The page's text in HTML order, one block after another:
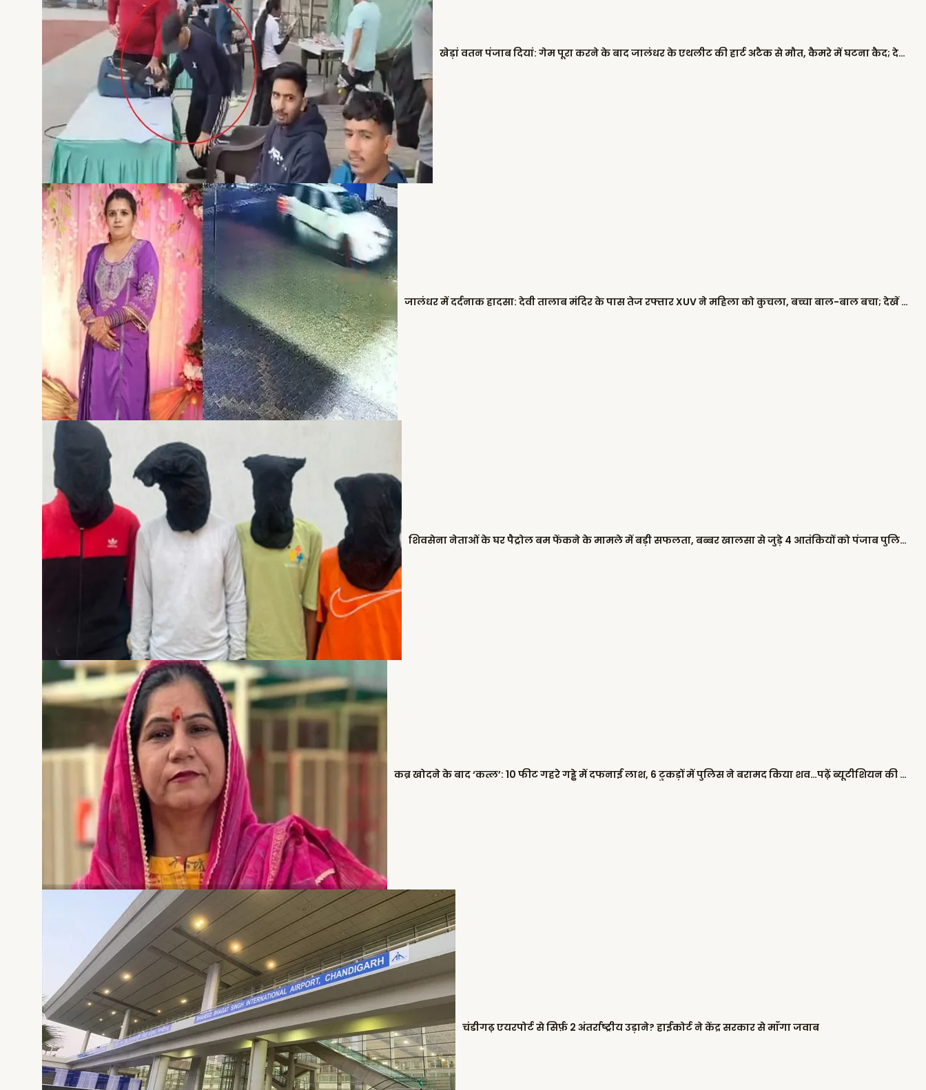
खेड़ां वतन पंजाब दियां: गेम पूरा करने के बाद जालंधर के एथलीट की हार्ट अटैक से मौत, कैमरे में घटना कैद; देखें VIDEO
जालंधर में दर्दनाक हादसा: देवी तालाब मंदिर के पास तेज रफ्तार XUV ने महिला को कुचला, बच्चा बाल-बाल बचा; देखें घटना का LIVE VIDEO
शिवसेना नेताओं के घर पैट्रोल बम फेंकने के मामले में बड़ी सफलता, बब्बर खालसा से जुड़े 4 आतंकियों को पंजाब पुलिस ने किया गिरफ्तार
कब्र खोदने के बाद ‘कत्ल’: 10 फीट गहरे गड्ढे में दफनाई लाश, 6 टुकड़ों में पुलिस ने बरामद किया शव…पढ़ें ब्यूटीशियन की हत्या की खौफनाक कहानी
चंडीगढ़ एयरपोर्ट से सिर्फ़ 2 अंतर्राष्ट्रीय उड़ाने? हाईकोर्ट ने केंद्र सरकार से माँगा जवाब